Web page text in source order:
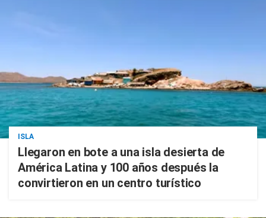
ISLA
Llegaron en bote a una isla desierta de
América Latina y 100 años después la
convirtieron en un centro turístico